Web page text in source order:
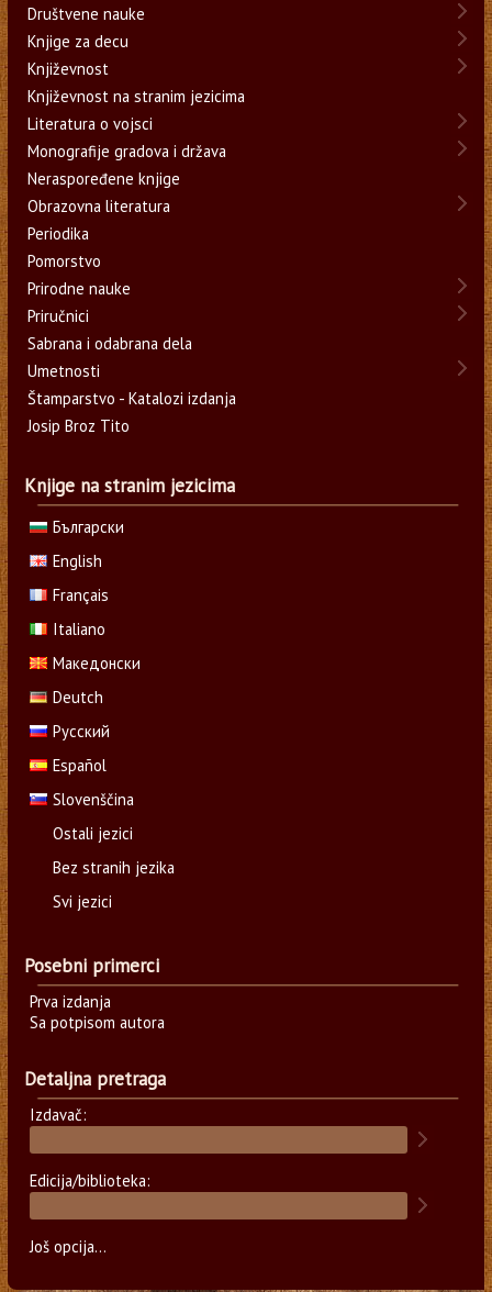
Društvene nauke
Knjige za decu
Književnost
Književnost na stranim jezicima
Literatura o vojsci
Monografije gradova i država
Neraspoređene knjige
Obrazovna literatura
Periodika
Pomorstvo
Prirodne nauke
Priručnici
Sabrana i odabrana dela
Umetnosti
Štamparstvo - Katalozi izdanja
Josip Broz Tito
Knjige na stranim jezicima
Български
English
Français
Italiano
Македонски
Deutch
Русский
Español
Slovenščina
Ostali jezici
Bez stranih jezika
Svi jezici
Posebni primerci
Prva izdanja
Sa potpisom autora
Detaljna pretraga
Izdavač:
Edicija/biblioteka:
Još opcija...